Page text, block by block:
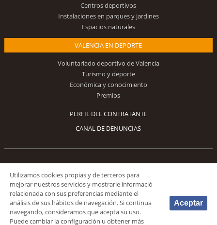
Centros deportivos
Instalaciones en parques y jardines
Espacios naturales
VALENCIA EN DEPORTE
Voluntariado deportivo de Valencia
Turismo y deporte
Económica y conocimiento
Premios
PERFIL DEL CONTRATANTE
CANAL DE DENUNCIAS
Síguenos
© 2026 Fundación Deportiva Municipal Valencia |AVISO LEGAL
Utilizamos cookies propias y de terceros para
mejorar nuestros servicios y mostrarle informació
relacionada con sus preferencias mediante el
análisis de sus hábitos de navegación. Si continua
navegando, consideramos que acepta su uso.
Puede cambiar la configuración u obtener más
Aceptar